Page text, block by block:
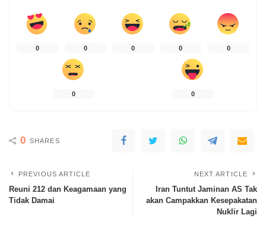
0 0 0 0 0
0 0
0 SHARES
PREVIOUS ARTICLE
Reuni 212 dan Keagamaan yang
Tidak Damai
NEXT ARTICLE
Iran Tuntut Jaminan AS Tak
akan Campakkan Kesepakatan
Nuklir Lagi